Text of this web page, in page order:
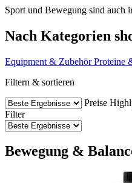
Sport und Bewegung sind auch
Nach Kategorien
Equipment & Zubehör Proteine
Filtern & sortieren
Preise
Filter
Bewegung &